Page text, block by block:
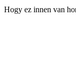
Hogy ez innen van